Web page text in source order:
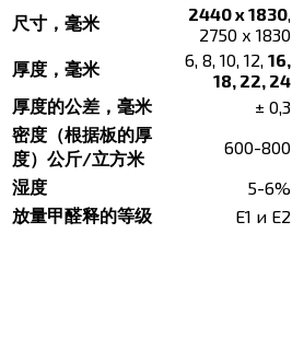
尺寸，毫米
2440 х 1830
2750 х 1830
厚度，毫米
6, 8, 10, 12, 16,
18, 22, 24
厚度的公差，毫米
± 0,3
密度（根据板的厚
度）公斤/立方米
600-800
湿度
5-6%
放量甲醛释的等级
Е1 и Е2